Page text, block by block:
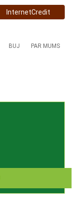
InternetCredit
BUJ PAR MUMS